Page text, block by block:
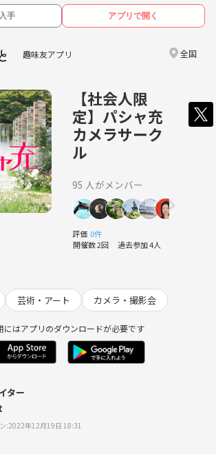
手 アプリで開く
趣味友アプリ 全国
【社会人限
定】パシャ充
カメラサーク
ル
95 人がメンバー
評価 0件
開催数 2回 過去参加 4人
芸術・アート カメラ・撮影会
にはアプリのダウンロードが必要です
ター
:2022年12月19日 18:31